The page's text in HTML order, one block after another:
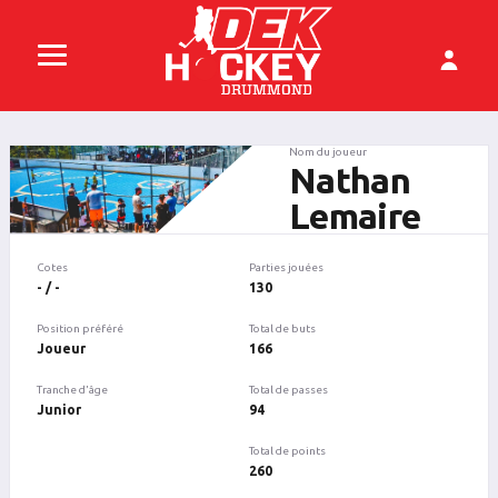
Nom du joueur
Nathan
Lemaire
Cotes
- / -
Position préféré
Joueur
Tranche d'âge
Junior
Parties jouées
130
Total de buts
166
Total de passes
94
Total de points
260